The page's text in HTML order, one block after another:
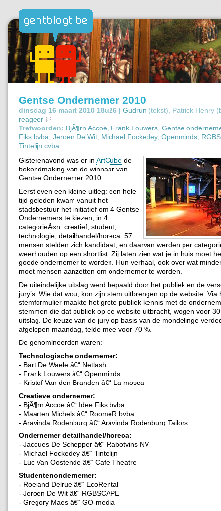
Gentse Ondernemer 2010
dinsdag 16 maart 2010 18u26 | Gudrun (tekst), Patrick Henry
reageer
Trefwoorden: BjÃ¶rn Accoe Frank Louwers Gentse
Fiks bvba Jeroen De Wit Michael Fockedey, Openminds
Tintelijn cvba
Gisterenavond was er in ArtCube de
bekendmaking van de winnaar van
Gentse Ondernemer 2010.
Eerst even een kleine uitleg: een hele
tijd geleden kwam vanuit het
stadsbestuur het initiatief om 4 Gentse
Ondernemers te kiezen, in 4
categorieÃ«n: creatief, student,
technologie, detailhandel/horeca. 57
mensen stelden zich kandidaat, en daarvan werden per
weerhouden op een shortlist. Zij laten zien wat je in huis moet
goede ondernemer te worden. Hun verhaal, ook over wat
moet mensen aanzetten om ondernemer te worden.
De uiteindelijke uitslag werd bepaald door het publiek en de
jury’s. Wie dat wou, kon zijn stem uitbrengen op de website. Via
stemformulier maakte het grote publiek kennis met de
stemmen die dat publiek op de website uitbracht, wogen voor
uitslag. De keuze van de jury op basis van de mondelinge
afgelopen maandag, telde mee voor 70 %.
De genomineerden waren:
Technologische ondernemer:
- Bart De Waele â€“ Netlash
- Frank Louwers â€“ Openminds
- Kristof Van den Branden â€“ La mosca
Creatieve ondernemer:
- BjÃ¶rn Accoe â€“ Idee Fiks bvba
- Maarten Michels â€“ RoomeR bvba
- Aravinda Rodenburg â€“ Aravinda Rodenburg Tailors
Ondernemer detailhandel/horeca:
- Jacques De Schepper â€“ Rabotvins NV
- Michael Fockedey â€“ Tintelijn
- Luc Van Oostende â€“ Cafe Theatre
Studentenondernemer:
- Roeland Delrue â€“ EcoRental
- Jeroen De Wit â€“ RGBSCAPE
- Gregory Maes â€“ GO-media